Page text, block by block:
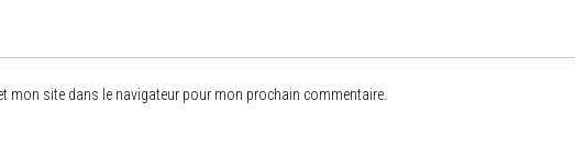
mon site dans le navigateur pour mon prochain commentaire.